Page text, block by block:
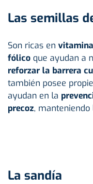
Las semillas
Son ricas en
fólico que ayudan a
reforzar la barrera
también posee
ayudan en la
precoz,
La sandía